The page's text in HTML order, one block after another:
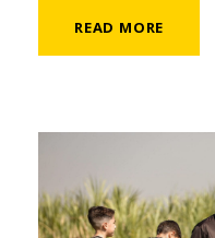
READ MORE